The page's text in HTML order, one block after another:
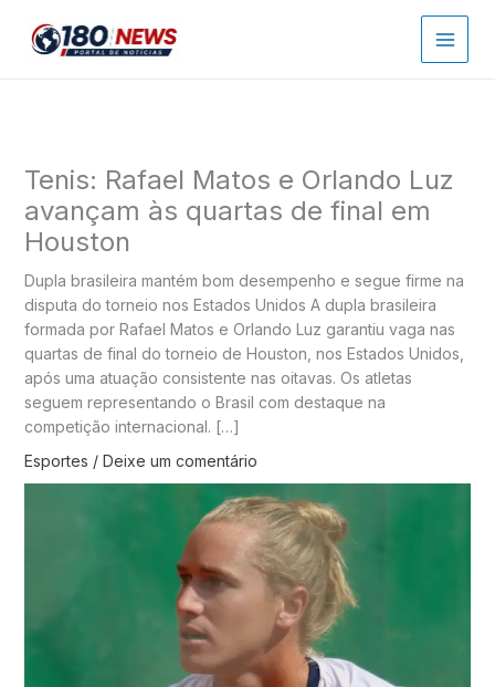
para
Tenis: Rafael Matos e Orlando Luz
avançam às quartas de final em
Houston
Dupla brasileira mantém bom desempenho e segue firme na
disputa do torneio nos Estados Unidos A dupla brasileira
formada por Rafael Matos e Orlando Luz garantiu vaga nas
quartas de final do torneio de Houston, nos Estados Unidos,
após uma atuação consistente nas oitavas. Os atletas
seguem representando o Brasil com destaque na
competição internacional. […]
Esportes / Deixe um comentário